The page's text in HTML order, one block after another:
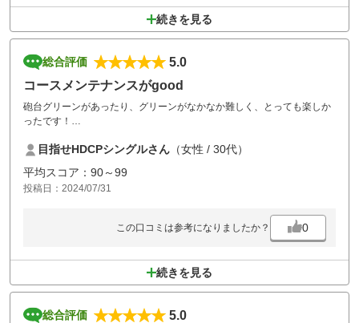
続きを見る
総合評価
5.0
コースメンテナンスがgood
砲台グリーンがあったり、グリーンがなかなか難しく、とっても楽しか
ったです！
常にスタッフの方がコースメンテナンスをしており、行き届いていまし
た。
ハーフで自己ベスト更新できてとってもいいゴルフになりました！！
目指せHDCPシングルさん （女性 / 30代）
平均スコア：90～99
投稿日：2024/07/31
この口コミは参考になりましたか？ 0
続きを見る
総合評価
5.0